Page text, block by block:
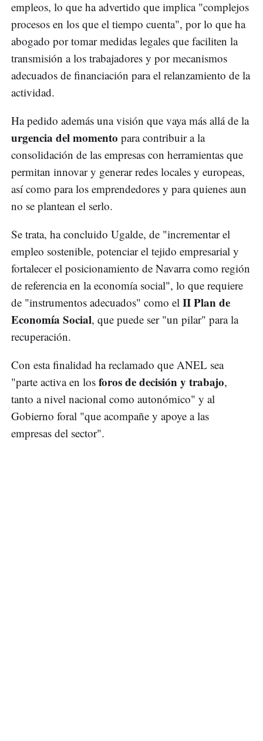
empleos, lo que ha advertido que implica "complejos
procesos en los que el tiempo cuenta", por lo que ha
abogado por tomar medidas legales que faciliten la
transmisión a los trabajadores y por mecanismos
adecuados de financiación para el relanzamiento de la
actividad.
Ha pedido además una visión que vaya más allá de la
urgencia del momento para contribuir a la
consolidación de las empresas con herramientas que
permitan innovar y generar redes locales y europeas,
así como para los emprendedores y para quienes aun
no se plantean el serlo.
Se trata, ha concluido Ugalde, de "incrementar el
empleo sostenible, potenciar el tejido empresarial y
fortalecer el posicionamiento de Navarra como región
de referencia en la economía social", lo que requiere
de "instrumentos adecuados" como el II Plan de
Economía Social, que puede ser "un pilar" para la
recuperación.
Con esta finalidad ha reclamado que ANEL sea
"parte activa en los foros de decisión y trabajo,
tanto a nivel nacional como autonómico" y al
Gobierno foral "que acompañe y apoye a las
empresas del sector".